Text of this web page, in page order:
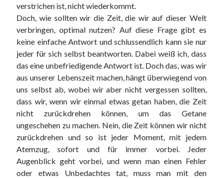
verstrichen ist, nicht wiederkommt.
Doch, wie sollten wir die Zeit, die wir auf dieser Welt
verbringen, optimal nutzen? Auf diese Frage gibt es
keine einfache Antwort und schlussendlich kann sie nur
jeder für sich selbst beantworten. Dabei weiß ich, dass
das eine unbefriedigende Antwort ist. Doch das, was wir
aus unserer Lebenszeit machen, hängt überwiegend von
uns selbst ab, wobei wir aber nicht vergessen sollten,
dass wir, wenn wir einmal etwas getan haben, die Zeit
nicht zurückdrehen können, um das Getane
ungeschehen zu machen. Nein, die Zeit können wir nicht
zurückdrehen und so ist jeder Moment, mit jedem
Atemzug, sofort und für immer vorbei. Jeder
Augenblick geht vorbei, und wenn man einen Fehler
oder etwas Unbedachtes tat, muss man mit den